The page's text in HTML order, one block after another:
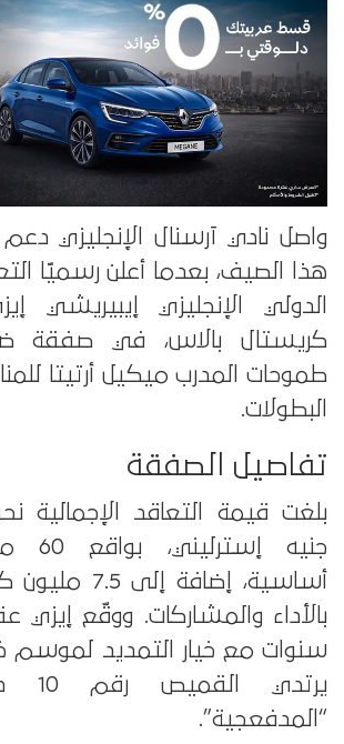
واصل نادي آرسنال الإنجليزي
هذا الصيف، بعدما أعلن رسميًا
الدولي الإنجليزي إيبيريشي
كريستال بالاس، في
طموحات المدرب ميكيل أرتيتا
البطولات.
تفاصيل الصفقة
جنيه
أساسية، إضافة
بالأداء والمشاركات. ووقّع إيزي
سنوات مع خيار التمديد لموسم
“المدفعجية”.